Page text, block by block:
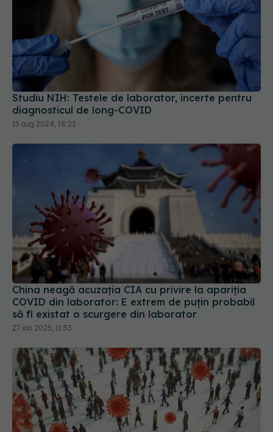
Studiu NIH: Testele de laborator, incerte pentru
diagnosticul de long-COVID
15 aug 2024, 18:22
China neagă acuzația CIA cu privire la apariția
COVID din laborator: E extrem de puţin probabil
să fi existat o scurgere din laborator
27 ian 2025, 11:53